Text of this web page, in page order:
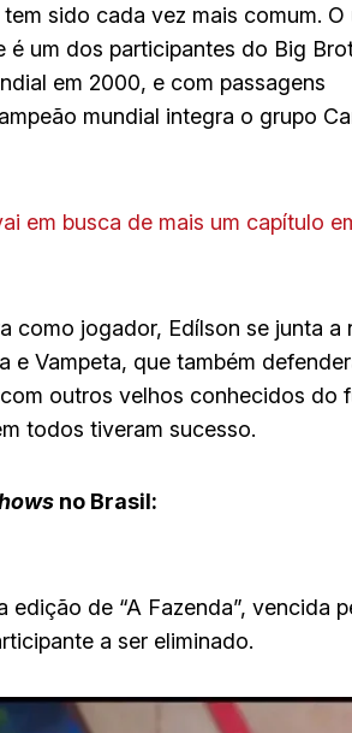
tem sido cada vez mais comum. O
é um dos participantes do Big
em 2000, e com passagens
mundial integra o grupo
em busca de mais um capítulo
como jogador, Edílson se junta a
Vampeta, que também
outros velhos conhecidos do
todos tiveram sucesso.
no Brasil:
de “A Fazenda”, vencida
a ser eliminado.